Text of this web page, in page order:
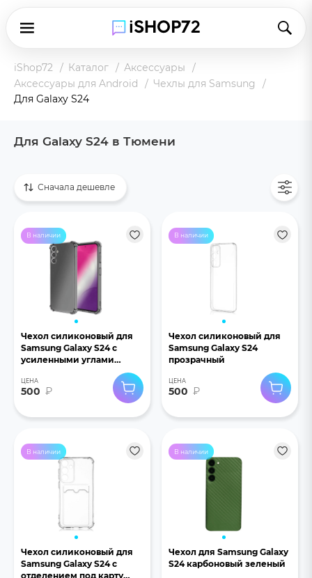
iShop72 Каталог
Аксессуары
Аксессуары для Android
Чехлы для Samsung
Для Galaxy S24
Для Galaxy S24 в Тюмени
Сначала дешевле
В наличии
Чехол силиконовый для
Samsung Galaxy S24 с
усиленными углами
ЦЕНА
500 ₽
В наличии
Чехол силиконовый для
Samsung Galaxy S24
прозрачный
ЦЕНА
500 ₽
В наличии
Чехол силиконовый для
Samsung Galaxy S24 с
отделением под карту
В наличии
Чехол для Samsung Galaxy
S24 карбоновый зеленый